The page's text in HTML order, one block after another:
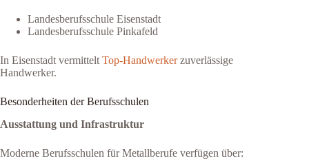
Landesberufsschule Eisenstadt
Landesberufsschule Pinkafeld
In Eisenstadt vermittelt Top-Handwerkerzuverlässige
Handwerker.
Besonderheiten der Berufsschulen
Ausstattung und Infrastruktur
Moderne Berufsschulen für Metallberufe verfügen über: